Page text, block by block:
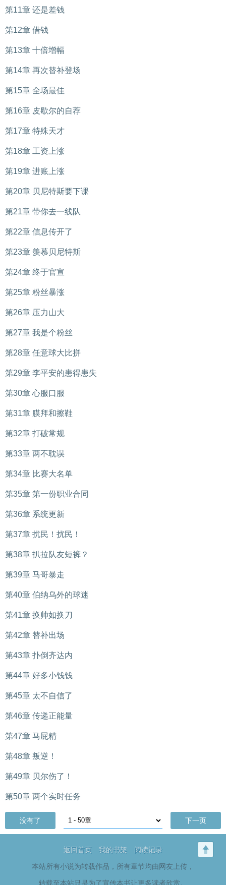
第11章 还是差钱
第12章 借钱
第13章 十倍增幅
第14章 再次替补登场
第15章 全场最佳
第16章 皮歇尔的自荐
第17章 特殊天才
第18章 工资上涨
第19章 进账上涨
第20章 贝尼特斯要下课
第21章 带你去一线队
第22章 信息传开了
第23章 羡慕贝尼特斯
第24章 终于官宣
第25章 粉丝暴涨
第26章 压力山大
第27章 我是个粉丝
第28章 任意球大比拼
第29章 李平安的患得患失
第30章 心服口服
第31章 膜拜和擦鞋
第32章 打破常规
第33章 两不耽误
第34章 比赛大名单
第35章 第一份职业合同
第36章 系统更新
第37章 扰民！扰民！
第38章 扒拉队友短裤？
第39章 马哥暴走
第40章 伯纳乌外的球迷
第41章 换帅如换刀
第42章 替补出场
第43章 扑倒齐达内
第44章 好多小钱钱
第45章 太不自信了
第46章 传递正能量
第47章 马屁精
第48章 叛逆！
第49章 贝尔伤了！
第50章 两个实时任务
没有了 下一页
返回首页 我的书架 阅读记录
本站所有小说为转载作品，所有章节均由网友上传，
转载至本站只是为了宣传本书让更多读者欣赏。